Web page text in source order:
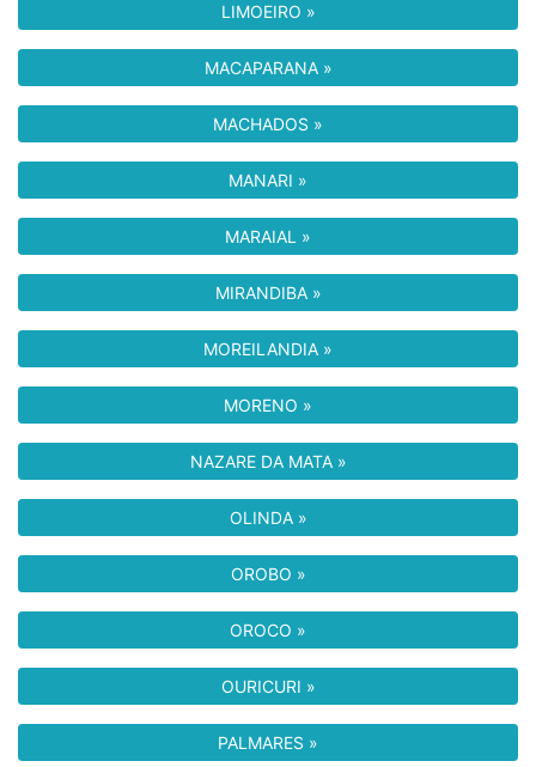
LIMOEIRO »
MACAPARANA »
MACHADOS »
MANARI »
MARAIAL »
MIRANDIBA »
MOREILANDIA »
MORENO »
NAZARE DA MATA »
OLINDA »
OROBO »
OROCO »
OURICURI »
PALMARES »